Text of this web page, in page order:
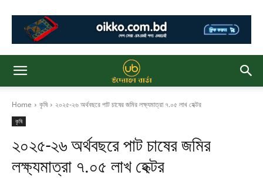
Home কৃষি ২০২৫-২৬ অর্থবছরে পাট চাষের জমির লক্ষ্যমাত্রা ৭.০৫ লাখ হেক্টর
কৃষি
২০২৫-২৬ অর্থবছরে পাট চাষের জমির
লক্ষ্যমাত্রা ৭.০৫ লাখ হেক্টর